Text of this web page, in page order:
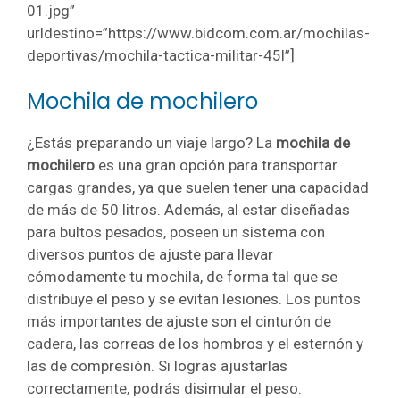
01.jpg”
urldestino=”https://www.bidcom.com.ar/mochilas-
deportivas/mochila-tactica-militar-45l”]
Mochila de mochilero
¿Estás preparando un viaje largo? La mochila de
mochilero es una gran opción para transportar
cargas grandes, ya que suelen tener una capacidad
de más de 50 litros. Además, al estar diseñadas
para bultos pesados, poseen un sistema con
diversos puntos de ajuste para llevar
cómodamente tu mochila, de forma tal que se
distribuye el peso y se evitan lesiones. Los puntos
más importantes de ajuste son el cinturón de
cadera, las correas de los hombros y el esternón y
las de compresión. Si logras ajustarlas
correctamente, podrás disimular el peso.